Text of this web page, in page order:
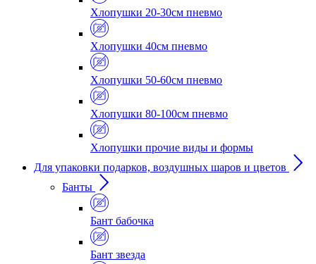
Хлопушки 20-30см пневмо
Хлопушки 40см пневмо
Хлопушки 50-60см пневмо
Хлопушки 80-100см пневмо
Хлопушки прочие виды и формы
Для упаковки подарков, воздушных шаров и цветов
Банты
Бант бабочка
Бант звезда